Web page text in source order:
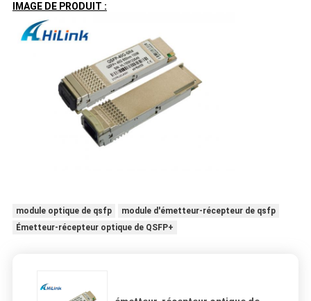
IMAGE DE PRODUIT :
module optique de qsfp
module d'émetteur-récepteur de qsfp
Émetteur-récepteur optique de QSFP+